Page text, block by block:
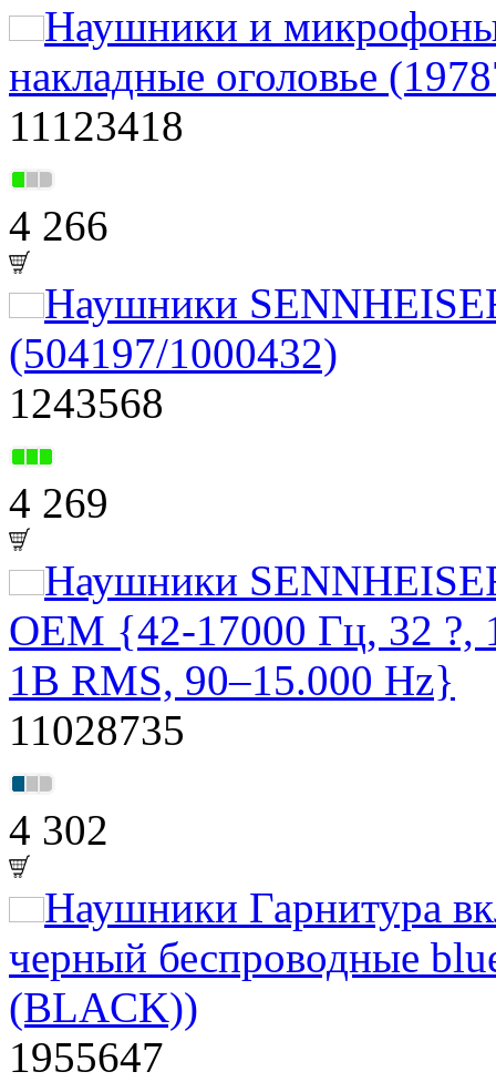
Наушники и
накладные оголовье
11123418
4 266
Наушники
(504197/1000432)
1243568
4 269
Наушники
OEM {42-17000 Гц, 32 ?,
1В RMS, 90–15.000 Hz}
11028735
4 302
Наушники Гарнитура
черный беспроводные
(BLACK))
1955647